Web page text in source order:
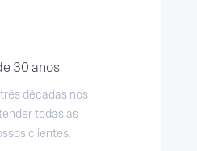
30 anos
décadas nos
todas as
clientes.